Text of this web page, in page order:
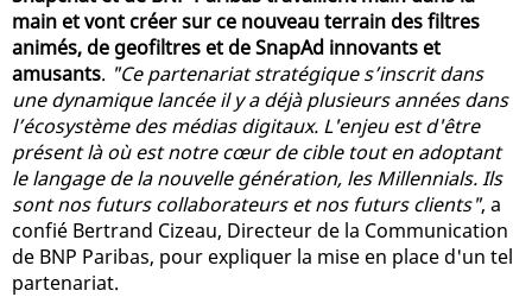
main et vont créer sur ce nouveau terrain des filtres
animés, de geofiltres et de SnapAd innovants et
amusants. "Ce partenariat stratégique s’inscrit dans
une dynamique lancée il y a déjà plusieurs années dans
l’écosystème des médias digitaux. L'enjeu est d'être
présent là où est notre cœur de cible tout en adoptant
le langage de la nouvelle génération, les Millennials. Ils
sont nos futurs collaborateurs et nos futurs clients", a
confié Bertrand Cizeau, Directeur de la Communication
de BNP Paribas, pour expliquer la mise en place d'un tel
partenariat.